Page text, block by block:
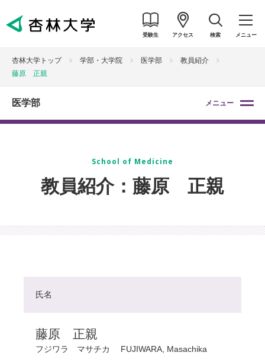
受験生 アクセス 検索 メニュー
杏林大学トップ 学部・大学院 医学部
教員紹介
藤原 正親
医学部 メニュー
School of Medicine
教員紹介：藤原 正親
氏名
藤原 正親
フジワラ マサチカ FUJIWARA, Masachika